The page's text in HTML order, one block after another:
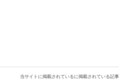
当サイトに掲載されているに掲載されている記